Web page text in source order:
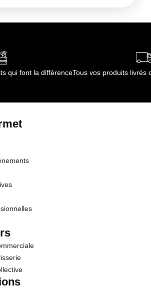
241 kj
gras saturés 0.01 g
qui font la différenceTous vos produits livrés